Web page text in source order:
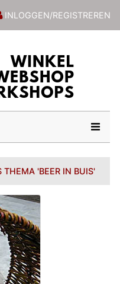
INLOGGEN/REGISTREREN
THEMA 'BEER IN BUIS'